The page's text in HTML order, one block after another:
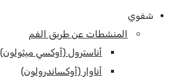
شفوي
المنشطات عن طريق الفم
أناسترول (أوكسي ميثولون)
أناوار (أوكساندرولون)